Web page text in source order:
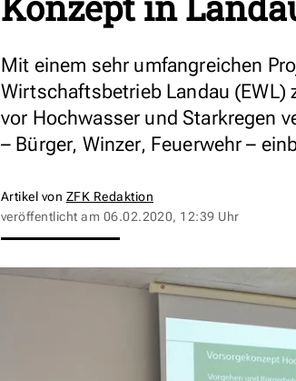
Mit einem sehr umfangreichen
Wirtschaftsbetrieb Landau
vor Hochwasser und Starkregen
– Bürger, Winzer, Feuerwehr –
Artikel von ZFK Redaktion
veröffentlicht am 06.02.2020, 12:39 Uhr